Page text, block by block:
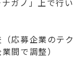
ガノ」上で行
募企業のテク
間で調整）